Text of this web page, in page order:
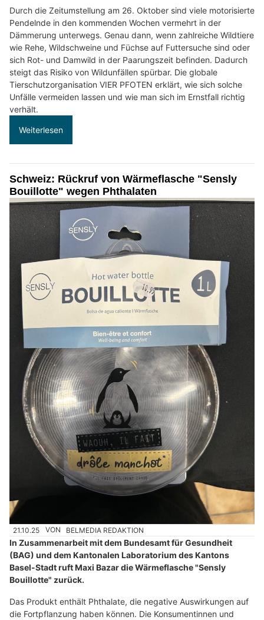
Durch die Zeitumstellung am 26. Oktober sind viele motorisierte
Pendelnde in den kommenden Wochen vermehrt in der
Dämmerung unterwegs. Genau dann, wenn zahlreiche Wildtiere
wie Rehe, Wildschweine und Füchse auf Futtersuche sind oder
sich Rot- und Damwild in der Paarungszeit befinden. Dadurch
steigt das Risiko von Wildunfällen spürbar. Die globale
Tierschutzorganisation VIER PFOTEN erklärt, wie sich solche
Unfälle vermeiden lassen und wie man sich im Ernstfall richtig
verhält.
Weiterlesen
Schweiz: Rückruf von Wärmeflasche "Sensly
Bouillotte" wegen Phthalaten
21.10.25 VON BELMEDIA REDAKTION
In Zusammenarbeit mit dem Bundesamt für Gesundheit
(BAG) und dem Kantonalen Laboratorium des Kantons
Basel-Stadt ruft Maxi Bazar die Wärmeflasche "Sensly
Bouillotte" zurück.
Das Produkt enthält Phthalate, die negative Auswirkungen auf
die Fortpflanzung haben können. Die Konsumentinnen und